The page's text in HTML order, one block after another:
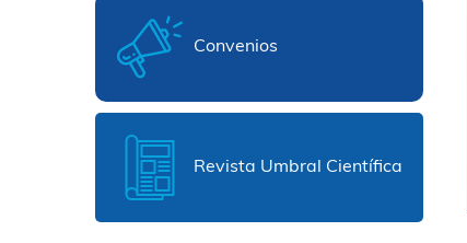
Convenios
Revista Umbral Científica